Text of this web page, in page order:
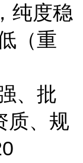
纯度稳
（重
、批
质、规